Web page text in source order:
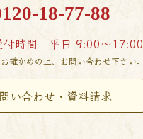
18-77-88
付時間 平日 9:00〜17:00
確かめの上、お問い合わせ下さい。
い合わせ・資料請求